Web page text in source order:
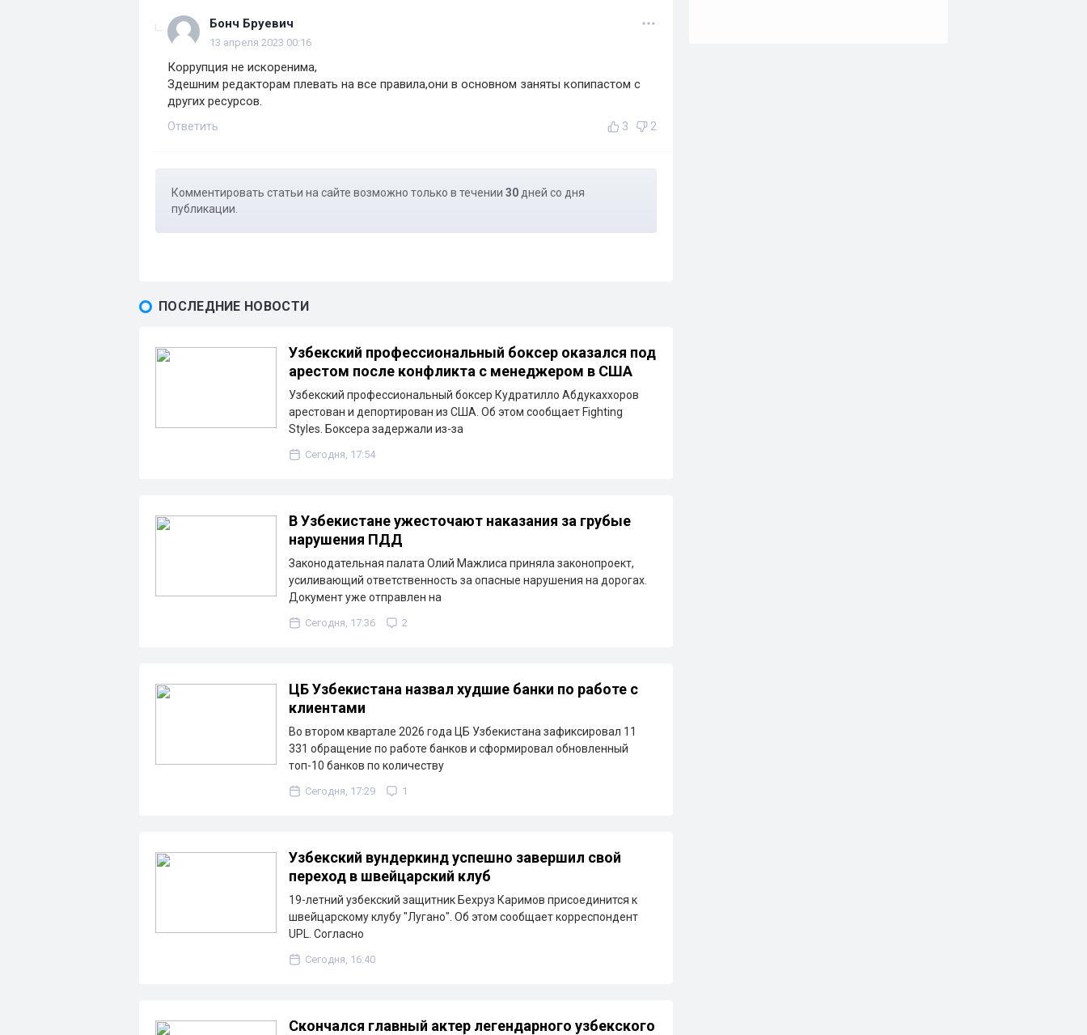
Бонч Бруевич
13 апреля 2023 00:16
Коррупция не искоренима,
Здешним редакторам плевать на все правила,они в основном заняты копипастом с
других ресурсов.
Ответить 3 2
Комментировать статьи на сайте возможно только в течении 30 дней со дня
публикации.
ПОСЛЕДНИЕ НОВОСТИ
Узбекский профессиональный боксер оказался под
арестом после конфликта с менеджером в США
Узбекский профессиональный боксер Кудратилло Абдукаххоров
арестован и депортирован из США. Об этом сообщает Fighting
Styles. Боксера задержали из-за
Сегодня, 17:54
В Узбекистане ужесточают наказания за грубые
нарушения ПДД
Законодательная палата Олий Мажлиса приняла законопроект,
усиливающий ответственность за опасные нарушения на дорогах.
Документ уже отправлен на
Сегодня, 17:36 2
ЦБ Узбекистана назвал худшие банки по работе с
клиентами
Во втором квартале 2026 года ЦБ Узбекистана зафиксировал 11
331 обращение по работе банков и сформировал обновленный
топ-10 банков по количеству
Сегодня, 17:29 1
Узбекский вундеркинд успешно завершил свой
переход в швейцарский клуб
19-летний узбекский защитник Бехруз Каримов присоединится к
швейцарскому клубу "Лугано". Об этом сообщает корреспондент
UPL. Согласно
Сегодня, 16:40
Скончался главный актер легендарного узбекского